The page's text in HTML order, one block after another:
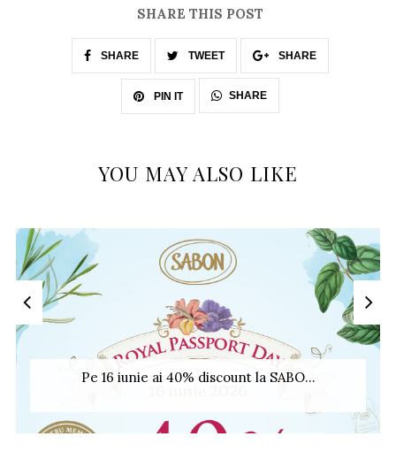
SHARE THIS POST
SHARE TWEET SHARE
PIN IT SHARE
YOU MAY ALSO LIKE
Pe 16 iunie ai 40% discount la SABO...